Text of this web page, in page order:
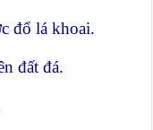
đổ lá khoai.
đất đá.